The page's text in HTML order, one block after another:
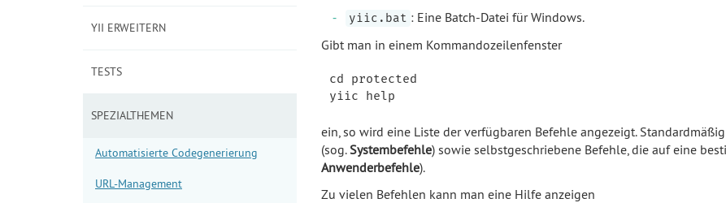
YII ERWEITERN
TESTS
SPEZIALTHEMEN
Automatisierte Codegenerierung
URL-Management
yiic.bat : Eine Batch-Datei für Windows.
Gibt man in einem Kommandozeilenfenster
cd protected
ein, so wird eine Liste der verfügbaren Befehle angezeigt.
(sog. Systembefehle) sowie selbstgeschriebene Befehle, die auf eine
Anwenderbefehle).
Zu vielen Befehlen kann man eine Hilfe anzeigen